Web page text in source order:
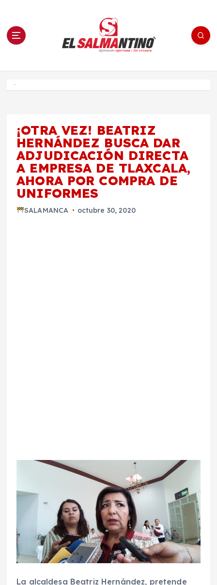
n El Salmantino - medios/noticias/editorial
¡OTRA VEZ! BEATRIZ
HERNÁNDEZ BUSCA DAR
ADJUDICACIÓN DIRECTA
A EMPRESA DE TLAXCALA,
AHORA POR COMPRA DE
UNIFORMES
SALAMANCA octubre 30, 2020
La alcaldesa Beatriz Hernández, pretende